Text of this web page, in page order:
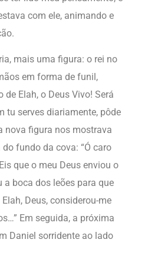
com ele, animando e
mais uma figura: o rei no
em forma de funil,
de Elah, o Deus Vivo! Será
tu serves diariamente, pôde
nova figura nos mostrava
fundo da cova: “Ó caro
que o meu Deus enviou o
a boca dos leões para que
Deus, considerou-me
Em seguida, a próxima
Daniel sorridente ao lado